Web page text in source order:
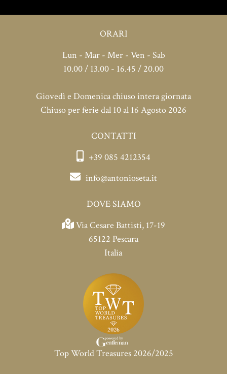
ORARI
Lun - Mar - Mer - Ven - Sab
10.00 / 13.00 - 16.45 / 20.00
Giovedì e Domenica chiuso intera giornata
Chiuso per ferie dal 10 al 16 Agosto 2026
CONTATTI
+39 085 4212354
info@antonioseta.it
DOVE SIAMO
Via Cesare Battisti, 17-19
65122 Pescara
Italia
Top World Treasures 2026/2025